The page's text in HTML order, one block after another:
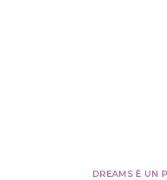
DREAMS È UN